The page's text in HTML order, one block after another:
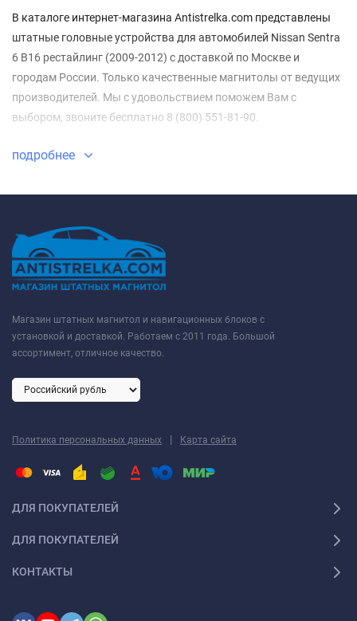
В каталоге интернет-магазина Antistrelka.com представлены
штатные головные устройства для автомобилей Nissan Sentra
6 B16 рестайлинг (2009-2012) с доставкой по Москве и
городам России. Только качественные магнитолы от ведущих
производителей. Мы с удовольствием поможем Вам с
выбором, звоните бесплатно 8 (800) 551-81-90.
подробнее
Магазин штатных магнитол и навигационных блоков с
установкой и доставкой. Работаем с 2011 года. Большой
ассортимент, отличное качество.
Политика персональных данных | Карта сайта
ДЛЯ ПОКУПАТЕЛЕЙ
ДЛЯ ПОКУПАТЕЛЕЙ
КОНТАКТЫ